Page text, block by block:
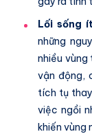
Lối sống
những
nhiều vùng
vận động,
tích tụ
việc ngồi
khiến vùng